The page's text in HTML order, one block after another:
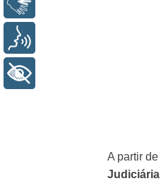
A partir de
Judiciária